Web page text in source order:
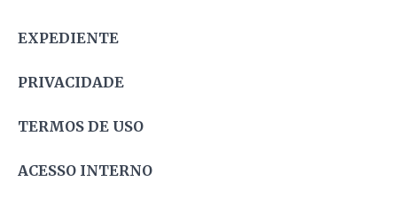
EXPEDIENTE
PRIVACIDADE
TERMOS DE USO
ACESSO INTERNO